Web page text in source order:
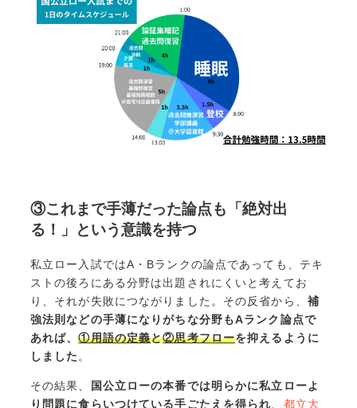
③これまで手薄だった論点も「絶対出
る！」という意識を持つ
私立ロー入試ではA・Bランクの論点であっても、テキ
ストの後ろにある分野は出題されにくいと考えてお
り、それが失敗につながりました。その反省から、 補
強法則などの手薄になりがちな分野もAランク論点で
あれば、①用語の定義と②思考フローを抑えるように
しました 。
その結果、
国公立ローの本番では明らかに私立ローよ
り問題に食らいつけている手ごたえを得られ
都立大